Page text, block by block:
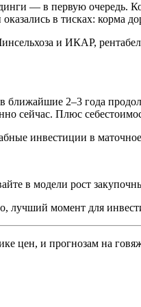
— в первую очередь.
в тисках: корма
и ИКАР,
ближайшие 2–3 года
сейчас. Плюс
инвестиции в маточное
в модели рост
лучший момент для
цен, и прогнозам на